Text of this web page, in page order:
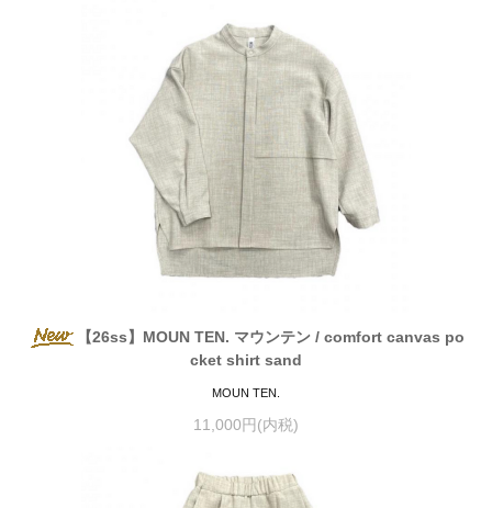
【26ss】MOUN TEN. マウンテン / comfort canvas po
cket shirt sand
MOUN TEN.
11,000円(内税)